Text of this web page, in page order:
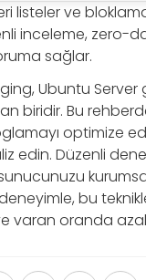
listeler ve
inceleme, zero-
sağlar.
Ubuntu Server
biridir. Bu
optimize
edin. Düzenli
bu
varan oranda